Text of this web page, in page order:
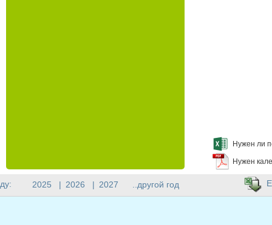
Нужен ли
Нужен
2025 | 2026 | 2027 ..другой год